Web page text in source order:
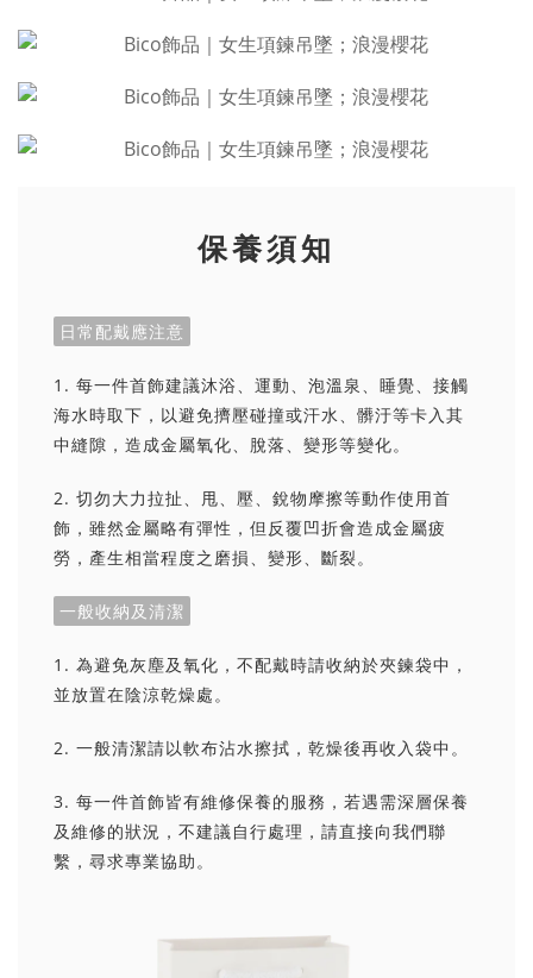
保養須知
日常配戴應注意
1. 每一件首飾建議沐浴、運動、泡溫泉、睡覺、接觸
海水時取下，以避免擠壓碰撞或汗水、髒汙等卡入其
中縫隙，造成金屬氧化、脫落、變形等變化。
2. 切勿大力拉扯、甩、壓、銳物摩擦等動作使用首
飾，雖然金屬略有彈性，但反覆凹折會造成金屬疲
勞，產生相當程度之磨損、變形、斷裂。
一般收納及清潔
1. 為避免灰塵及氧化，不配戴時請收納於夾鍊袋中，
並放置在陰涼乾燥處。
2. 一般清潔請以軟布沾水擦拭，乾燥後再收入袋中。
3. 每一件首飾皆有維修保養的服務，若遇需深層保養
及維修的狀況，不建議自行處理，請直接向我們聯
繫，尋求專業協助。